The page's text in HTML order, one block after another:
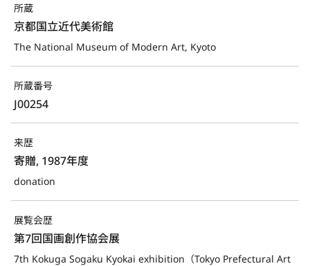
所蔵
京都国立近代美術館
The National Museum of Modern Art, Kyoto
所蔵番号
J00254
来歴
寄贈, 1987年度
donation
展覧会歴
第7回国画創作協会展
7th Kokuga Sogaku Kyokai exhibition（Tokyo Prefectural Art